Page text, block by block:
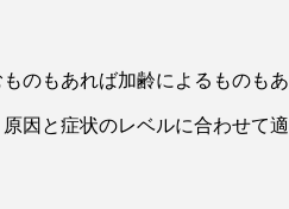
のもあれば加齢によるものもあ
因と症状のレベルに合わせて適